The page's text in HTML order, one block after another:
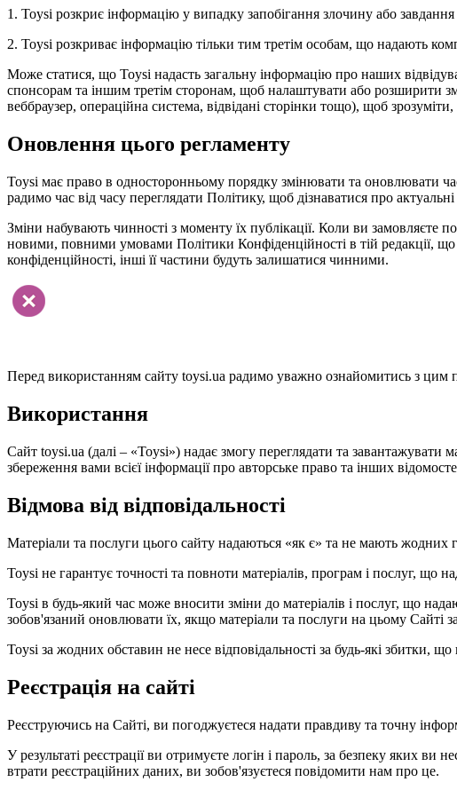
1. Toysi розкриє інформацію у випадку запобігання злочину або
2. Toysi розкриває інформацію тільки тим третім особам, що надають
Може статися, що Toysi надасть загальну інформацію про наших
спонсорам та іншим третім сторонам, щоб налаштувати або розширити
веббраузер, операційна система, відвідані сторінки тощо), щоб
Оновлення цього регламенту
Toysi має право в односторонньому порядку змінювати та оновлювати
радимо час від часу переглядати Політику, щоб дізнаватися про
Зміни набувають чинності з моменту їх публікації. Коли ви замовляєте
новими, повними умовами Політики Конфіденційності в тій редакції,
конфіденційності, інші її частини будуть залишатися чинними.
Перед використанням сайту toysi.ua радимо уважно ознайомитись з
Використання
Сайт toysi.ua (далі – «Toysi») надає змогу переглядати та завантажувати
збереження вами всієї інформації про авторське право та інших
Відмова від відповідальності
Матеріали та послуги цього сайту надаються «як є» та не мають жодних
Toysi не гарантує точності та повноти матеріалів, програм і послуг, що
Toysi в будь-який час може вносити зміни до матеріалів і послуг, що
зобов'язаний оновлювати їх, якщо матеріали та послуги на цьому Сайті
Toysi за жодних обставин не несе відповідальності за будь-які збитки,
Реєстрація на сайті
Реєструючись на Сайті, ви погоджуєтеся надати правдиву та точну
У результаті реєстрації ви отримуєте логін і пароль, за безпеку яких ви
втрати реєстраційних даних, ви зобов'язуєтеся повідомити нам про це.